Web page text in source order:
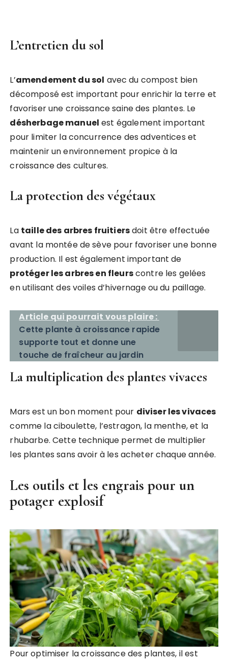
L’entretien du sol
L’amendement du sol avec du compost bien
décomposé est important pour enrichir la terre et
favoriser une croissance saine des plantes. Le
désherbage manuel est également important
pour limiter la concurrence des adventices et
maintenir un environnement propice à la
croissance des cultures.
La protection des végétaux
La taille des arbres fruitiersdoit être effectuée
avant la montée de sève pour favoriser une bonne
production. Il est également important de
protéger les arbres en fleurscontre les gelées
en utilisant des voiles d’hivernage ou du paillage.
Article qui pourrait vous plaire :
Cette plante à croissance rapide
supporte tout et donne une
touche de fraîcheur au jardin
La multiplication des plantes vivaces
Mars est un bon moment pour diviser les vivaces
comme la ciboulette, l’estragon, la menthe, et la
rhubarbe. Cette technique permet de multiplier
les plantes sans avoir à les acheter chaque année.
Les outils et les engrais pour un
potager explosif
Pour optimiser la croissance des plantes, il est